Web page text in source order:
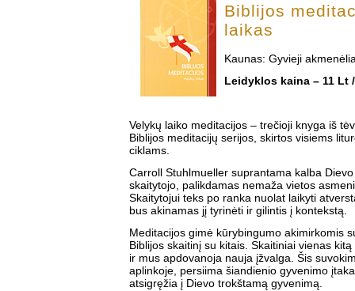
Biblijos
laikas
Kaunas: Gyvieji
Leidyklos kaina – 11 Lt
Velykų laiko meditacijos – trečioji knyga iš
Biblijos meditacijų serijos, skirtos visiems
ciklams.
Carroll Stuhlmueller suprantama kalba
skaitytojo, palikdamas nemaža vietos
Skaitytojui teks po ranka nuolat laikyti
bus akinamas jį tyrinėti ir gilintis į kontekstą.
Meditacijos gimė kūrybingumo akimirkomis
Biblijos skaitinį su kitais. Skaitiniai vienas
ir mus apdovanoja nauja įžvalga. Šis
aplinkoje, persiima šiandienio gyvenimo
atsigręžia į Dievo trokštamą gyvenimą.